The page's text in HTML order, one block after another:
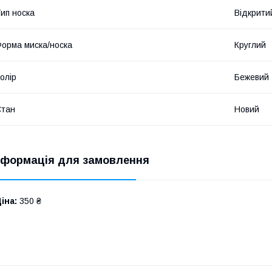
носка
миска/носка Круглий
Бежевий
Новий
для замовлення
350 ₴